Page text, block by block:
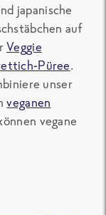
japanische
auf
Veggie
Püree.
unser
veganen
vegane